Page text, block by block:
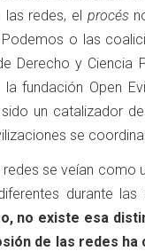
las redes, el procés
o las
Derecho y Ciencia
la fundación Open
sido un catalizador
se
redes se veían
durante las
no existe esa
de las redes